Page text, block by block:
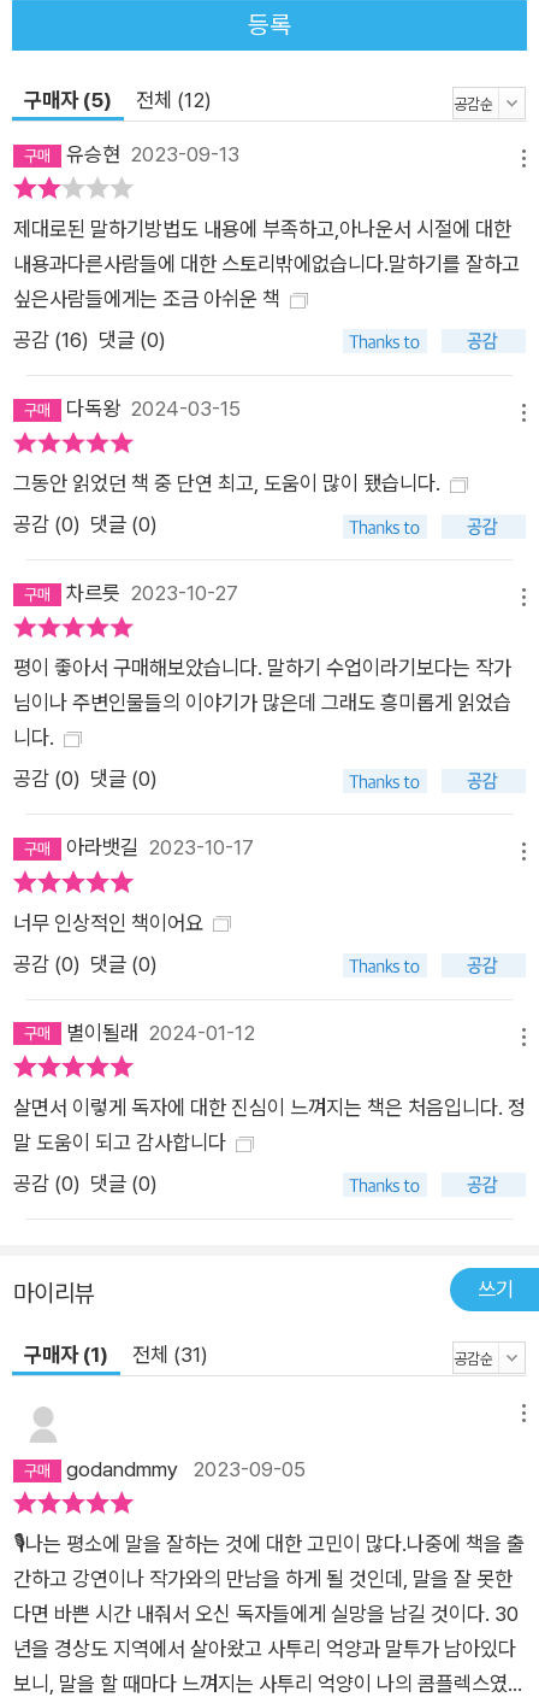
야 할 말하기의 원칙을, 3부에서는 말에 무게감을 더하고, 똑같은
말이라도 나를 돋보이게 하는 말하기의 태도를 알차게 풀어냈다.
또한 ‘원포인트 말하기 레슨’을 표방하는 책답게 이 책에서 소개
하는 34가지 훈련법은 말하기 실력을 단기간에 향상할 수 있는
것들이다. 매력적인 목소리를 내는 법, 혀 짧은 소리를 고치는 법,
말맛을 살리면서 힘 있게 말하는 법은 물론이고, 위로의 말을 건
네는 법이나 상대방의 잘못을 효과적으로 지적하는 법, 나를 지키
면서 거절하는 법 등 그때그때 상황에 맞는 원포인트 솔루션을 제
공한다. 곧바로 적용해서 실행할 수 있는 전략이기 때문에 하나만
바뀌어도 말하기 실력이 부쩍 달라진 효과를 누릴 수 있을 것이
다. ◎ 한석준 아나운서의 원포인트 말하기 레슨 Q. 발음이 부정
확하다는 이야기를 많이 들어요. A. 일단, ‘아, 에, 이, 오, 우’만 확
실히 훈련하세요. 모음만 연습해도 발음이 곧바로 좋아집니다. Q.
발표가 코앞인데 너무 긴장돼서 걱정이에요. A. 더도 말고 첫 1분
만 반복해서 연습하세요. 오프닝이 발표의 승패를 좌우합니다. Q.
버릇이 있지 않나요? 마침표를 찍듯 말끝만 분명히 해도 단단한
느낌을 줍니다. Q. 잘못이나 실수에 대해 어떻게 조언해야 할까
로 깨닫도록 상대가 잘못한 부분을 그저 질문해보세요. Q. 초면에
도 자연스럽게 친해지는 법을 알고 싶어요. A. 적절한 유머를 섞
어 구체적인 칭찬의 말을 건네보세요. 칭찬은 호감도를 키우는 가
장 강력한 무기입니다. “매일 10분만 연습하면 반드시 달라집니
우리가 말을 잘해서 취업 면접이나 경쟁 프레젠테이션 등 인생의
관문들을 좀 더 수월하게 통과할 수 있다면 우리의 인생은 놀랍도
록 앞서게 될 것이다. 한석준 아나운서가 “말하기에 자신이 생기
면 인생이 바뀐다”라고 말한 이유도 이 때문이다. 그는 현장에서
수많은 수강생을 가르치면서 그의 수강생들이 스피치 실력을 키
워 인생이 달라지는 것을 직접 눈으로 확인했다. 번번이 면접에서
떨어지던 수강생이 스피치 수업을 받고 나서 원하는 기업에 합격
한 일, ‘발표 울렁증’으로 고생하던 수강생이 ‘1분 오프닝 연습’을
반복해서 성공적으로 발표하고 말하기 대회에서 금상을 거머쥔
일, 아이 같은 말투 때문에 고민이던 어느 기업의 팀장님이 발성
효과를 거둔 방법 중에서 정말 중요하고, 실행에 옮기면 곧바로
는 말하기 훈련법은 무척 간단하다. 하루 10분, 꾸준하게 말하기
연습을 하는 것. 총 34가지로 구성된 말하기 훈련법은 당장 면접
이나 발표를 앞두었거나 평소에 ‘말 좀 잘해봤으면…’ 하고 고민해
온 사람이라면 부담스럽지 않을 최소한의 전략이다. 특히 실제 적
용해 연습할 수 있는 예문과 함께 한석준 아나운서가 직접 훈련하
만큼의 효과를 줄 수 있도록 구성했다. 이 책과 함께라면 당신도
변화의 주인공이 될 수 있다. 처음 만난 사람이나 중요한 발표 앞
에서도 자신이 원하는 모습으로 말할 수 있도록 이 책이 자신감을
불어넣어 줄 것이다.
등록
구매자 (5) 전체 (12)
유승현 2023-09-13
제대로된 말하기방법도 내용에 부족하고,아나운서 시절에 대한
내용과다른사람들에 대한 스토리밖에없습니다.말하기를 잘하고
싶은사람들에게는 조금 아쉬운 책
공감 (16) 댓글 (0)
다독왕 2024-03-15
그동안 읽었던 책 중 단연 최고, 도움이 많이 됐습니다.
공감 (0) 댓글 (0)
차르릇 2023-10-27
평이 좋아서 구매해보았습니다. 말하기 수업이라기보다는 작가
님이나 주변인물들의 이야기가 많은데 그래도 흥미롭게 읽었습
니다.
공감 (0) 댓글 (0)
아라뱃길 2023-10-17
너무 인상적인 책이어요
공감 (0) 댓글 (0)
별이될래 2024-01-12
살면서 이렇게 독자에 대한 진심이 느껴지는 책은 처음입니다. 정
말 도움이 되고 감사합니다
공감 (0) 댓글 (0)
마이리뷰 쓰기
구매자 (1) 전체 (31)
godandmmy 2023-09-05
🎙️나는 평소에 말을 잘하는 것에 대한 고민이 많다.나중에 책을 출
간하고 강연이나 작가와의 만남을 하게 될 것인데, 말을 잘 못한
다면 바쁜 시간 내줘서 오신 독자들에게 실망을 남길 것이다. 30
년을 경상도 지역에서 살아왔고 사투리 억양과 말투가 남아있다
보니, 말을 할 때마다 느껴지는 사투리 억양이 나의 콤플렉스였